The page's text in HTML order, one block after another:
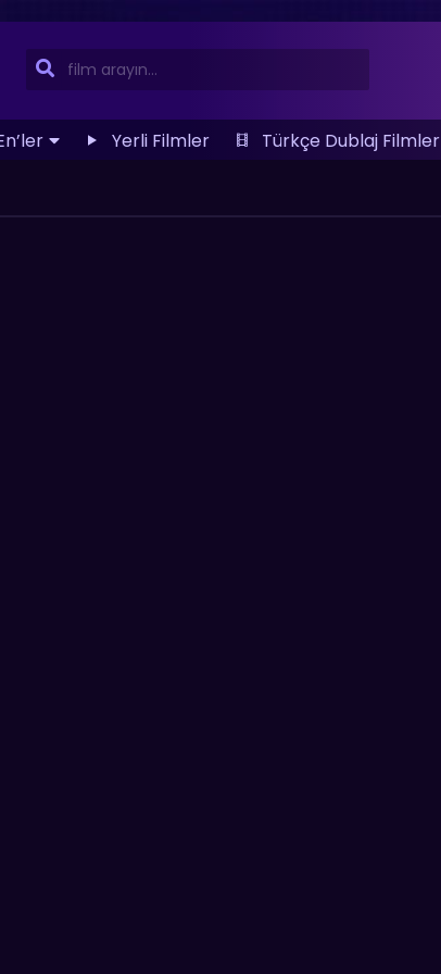
Yerli Filmler Türkçe Dublaj Filmler